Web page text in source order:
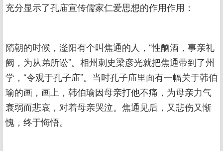
充分显示了孔庙宣传儒家仁爱思想的作用作用：
隋朝的时候，滏阳有个叫焦通的人，“性酗酒，事亲礼
阙，为从弟所讼”。相州刺史梁彦光就把焦通带到了州
学，“令观于孔子庙”。当时孔子庙里面有一幅关于韩伯
瑜的画，画上，韩伯瑜因母亲打他不痛，为母亲力气
衰弱而悲哀，对着母亲哭泣。焦通见后，又悲伤又惭
愧，终于悔悟。